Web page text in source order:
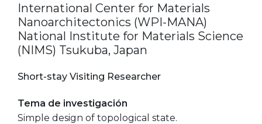
International Center for Materials
Nanoarchitectonics (WPI-MANA)
National Institute for Materials Science
(NIMS) Tsukuba, Japan
Short-stay Visiting Researcher
Tema de investigación
Simple design of topological state.